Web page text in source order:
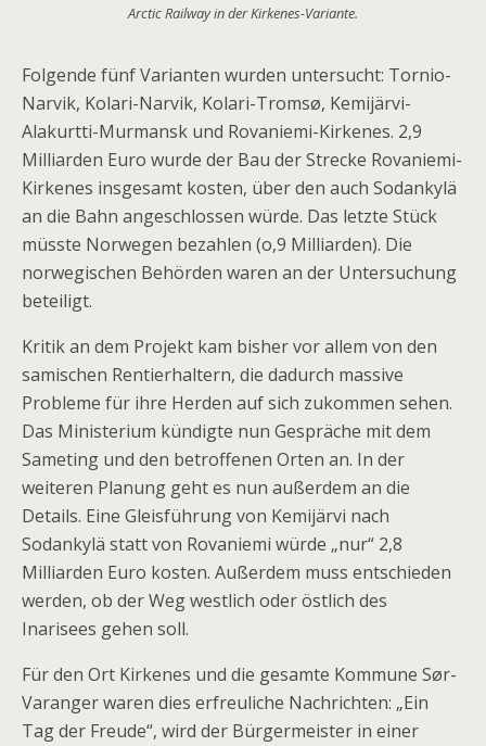
Arctic Railway in der Kirkenes-Variante.
Folgende fünf Varianten wurden untersucht: Tornio-
Narvik, Kolari-Narvik, Kolari-Tromsø, Kemijärvi-
Alakurtti-Murmansk und Rovaniemi-Kirkenes. 2,9
Milliarden Euro wurde der Bau der Strecke Rovaniemi-
Kirkenes insgesamt kosten, über den auch Sodankylä
an die Bahn angeschlossen würde. Das letzte Stück
müsste Norwegen bezahlen (o,9 Milliarden). Die
norwegischen Behörden waren an der Untersuchung
beteiligt.
Kritik an dem Projekt kam bisher vor allem von den
samischen Rentierhaltern, die dadurch massive
Probleme für ihre Herden auf sich zukommen sehen.
Das Ministerium kündigte nun Gespräche mit dem
Sameting und den betroffenen Orten an. In der
weiteren Planung geht es nun außerdem an die
Details. Eine Gleisführung von Kemijärvi nach
Sodankylä statt von Rovaniemi würde „nur“ 2,8
Milliarden Euro kosten. Außerdem muss entschieden
werden, ob der Weg westlich oder östlich des
Inarisees gehen soll.
Für den Ort Kirkenes und die gesamte Kommune Sør-
Varanger waren dies erfreuliche Nachrichten: „Ein
Tag der Freude“, wird der Bürgermeister in einer